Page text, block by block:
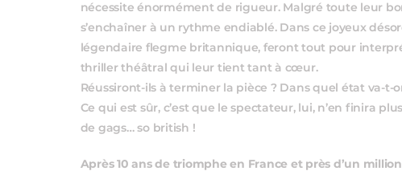
nécessite énormément de rigueur. Malgré toute leur
s’enchaîner à un rythme endiablé. Dans ce joyeux
légendaire flegme britannique, feront tout pour
thriller théâtral qui leur tient tant à cœur.
Réussiront-ils à terminer la pièce ? Dans quel état va-t-
Ce qui est sûr, c’est que le spectateur, lui, n’en finira
de gags… so british !
Après 10 ans de triomphe en France et près d’un